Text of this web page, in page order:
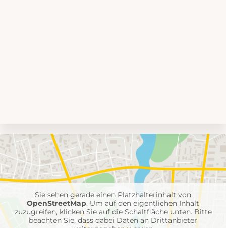
Umgebungskarte
mit
Feuerwehr-
Einheiten
Sie sehen gerade einen Platzhalterinhalt von
OpenStreetMap. Um auf den eigentlichen Inhalt
zuzugreifen, klicken Sie auf die Schaltfläche unten. Bitte
beachten Sie, dass dabei Daten an Drittanbieter